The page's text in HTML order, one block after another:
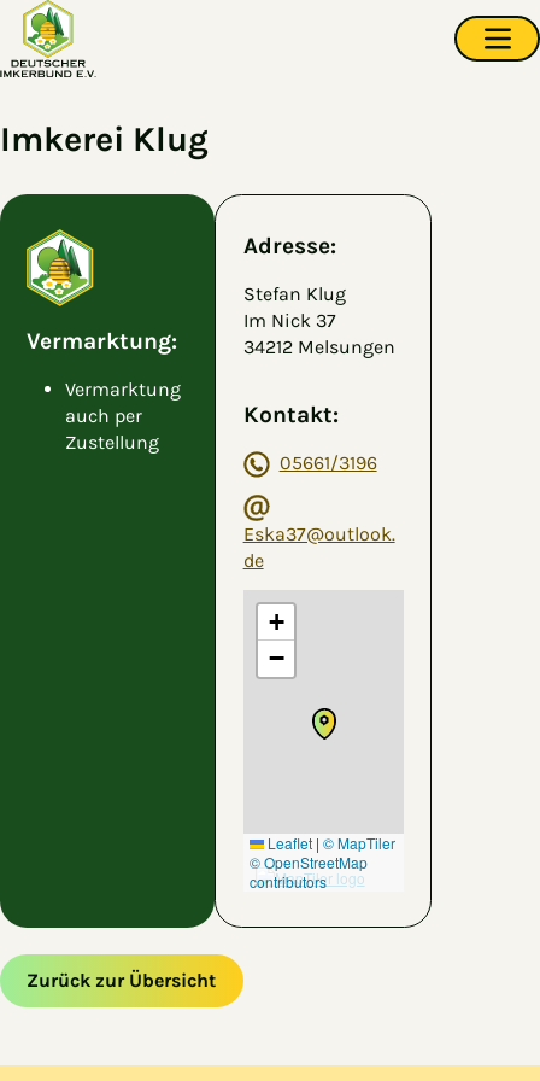
Zum Hauptinhalt springen
Imkerei Klug
Vermarktung:
Vermarktung
auch per
Zustellung
Adresse:
Stefan Klug
Im Nick 37
34212 Melsungen
Kontakt:
05661/3196
Eska37@outlook.
de
+
−
Leaflet | © MapTiler
© OpenStreetMap
contributors
Zurück zur Übersicht